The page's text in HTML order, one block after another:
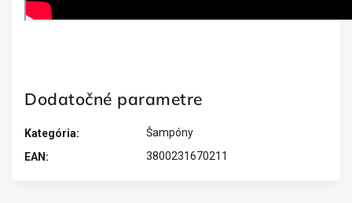
Dodatočné parametre
Kategória:
Šampóny
EAN : 3800231670211